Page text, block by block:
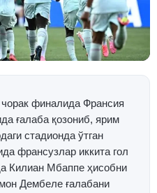
финалида Франсия
ғалаба қозониб, ярим
стадионда ўтган
франсузлар иккита гол
Килиан Мбаппе ҳисобни
Дембеле ғалабани